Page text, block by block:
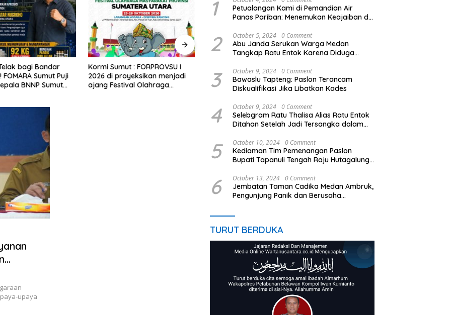
bagi Bandar
Sumut Puji
BNNP Sumut
Kormi Sumut : FORPROVSU I
2026 di proyeksikan menjadi
ajang Festival Olahraga
Tangkap dan periksa Pelaku
Galian C di Sipiongot Bebas
Keruk Sungai dan Operasikan
Stone Crusher di duga tak
Anthony, Ketum GPBN : ‘Tak
Pantas Wakil Rakyat Sebut
Gubernur Arogan’
upaya
1
Petualangan Kami di Pemandian Air
Panas Pariban: Menemukan Keajaiban di
2 October 5, 2024 0 Comment
Abu Janda Serukan Warga Medan
Tangkap Ratu Entok Karena Diduga
3 October 9, 2024 0 Comment
Bawaslu Tapteng: Paslon Terancam
Diskualifikasi Jika Libatkan Kades
4 October 9, 2024 0 Comment
Selebgram Ratu Thalisa Alias Ratu Entok
Ditahan Setelah Jadi Tersangka dalam
5 October 10, 2024 0 Comment
Kediaman Tim Pemenangan Paslon
Bupati Tapanuli Tengah Raju Hutagalung
6 October 13, 2024 0 Comment
Jembatan Taman Cadika Medan Ambruk,
Pengunjung Panik dan Berusaha
TURUT BERDUKA